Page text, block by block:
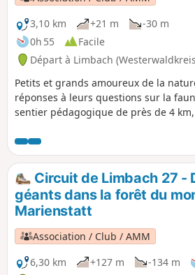
3,10 km
+21 m
-30 m
0h 55
Facile
Départ à Limbach
Petits et grands amoureux de la
réponses à leurs questions sur la
sentier pédagogique de près de 4
passionnants et intéressants à
naturaliste du musée du village de
grosse truite jamais pêchée dans le
sentier sauvage et romantique qui
foin, ce circuit est aussi un vrai régal
juste au bord de la Kleine Nister.
Circuit de Limbach 27 -
géants dans la forêt du
Marienstatt
Association / Club / AMM
6,30 km
+127 m -134 m